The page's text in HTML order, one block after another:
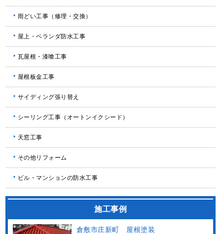
雨どい工事（修理・交換）
屋上・ベランダ防水工事
瓦屋根・漆喰工事
屋根板金工事
サイディング張り替え
シーリング工事（オートンイクシード）
天窓工事
その他リフォーム
ビル・マンションの防水工事
施工事例
倉敷市庄新町 屋根塗装